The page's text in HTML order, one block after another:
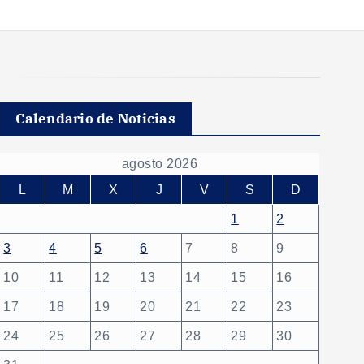
Calendario de Noticias
agosto 2026
L
M X J V S D
1 2
3 4 5 6 7 8 9
10 11 12 13 14 15 16
17 18 19 20 21 22 23
24 25 26 27 28 29 30